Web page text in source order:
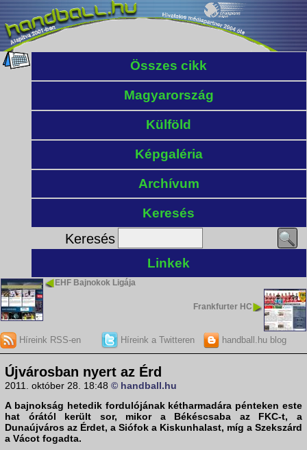
Összes cikk
Magyarország
Külföld
Képgaléria
Archívum
Keresés
Keresés
Linkek
EHF Bajnokok Ligája
Frankfurter HC
Híreink RSS-en Híreink a Twitteren handball.hu blog
Újvárosban nyert az Érd
2011. október 28. 18:48 © handball.hu
A bajnokság hetedik fordulójának kétharmadára pénteken este
hat órától került sor, mikor a Békéscsaba az FKC-t, a
Dunaújváros az Érdet, a Siófok a Kiskunhalast, míg a Szekszárd
a Vácot fogadta.